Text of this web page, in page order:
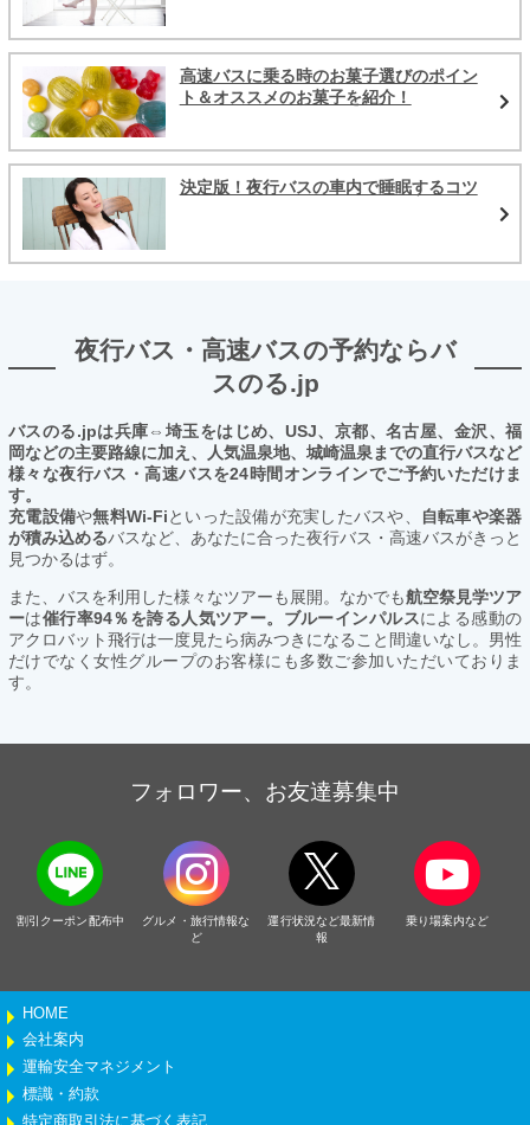
高速バスに乗る時のお菓子選びのポイン
ト＆オススメのお菓子を紹介！
決定版！夜行バスの車内で睡眠するコツ
夜行バス・高速バスの予約ならバ
スのる.jp
バスのる.jpは兵庫⇔埼玉をはじめ、USJ、京都、名古屋、金沢、福
岡などの主要路線に加え、人気温泉地、城崎温泉までの直行バスなど
様々な夜行バス・高速バスを24時間オンラインでご予約いただけま
す。
充電設備や無料Wi-Fiといった設備が充実したバスや、
自転車や楽器
が積み込めるバスなど、あなたに合った夜行バス・高速バスがきっと
見つかるはず。
また、バスを利用した様々なツアーも展開。なかでも航空祭見学ツア
ーは催行率94％を誇る人気ツアー。ブルーインパルスによる感動の
アクロバット飛行は一度見たら病みつきになること間違いなし。男性
だけでなく女性グループのお客様にも多数ご参加いただいておりま
す。
フォロワー、お友達募集中
割引クーポン配布中
グルメ・旅行情報な
ど
運行状況など最新情
報
乗り場案内など
HOME
会社案内
運輸安全マネジメント
標識・約款